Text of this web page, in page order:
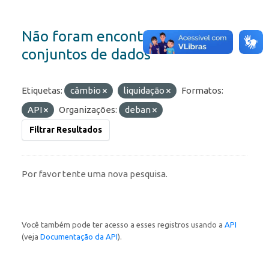
Não foram encontrados
conjuntos de dados
Etiquetas: câmbio liquidação
Formatos:
API
Organizações: deban
Filtrar Resultados
Por favor tente uma nova pesquisa.
Você também pode ter acesso a esses registros usando a API
(veja Documentação da API).